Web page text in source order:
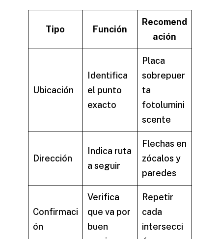
Tipo Función
Recomend
ación
Ubicación
Identifica
el punto
exacto
Placa
sobrepuer
ta
fotolumini
scente
Dirección
Indica ruta
a seguir
Flechas en
zócalos y
paredes
Confirmaci
ón
Verifica
que va por
buen
Repetir
cada
intersecci